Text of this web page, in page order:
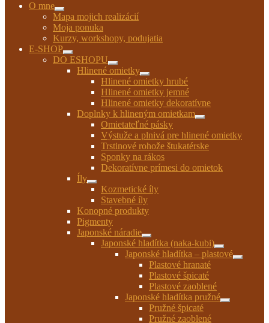
O mne
Rozbaliť
podradené
menu
Mapa mojich realizácií
Moja ponuka
Kurzy, workshopy, podujatia
E-SHOP
Rozbaliť
podradené
menu
DO ESHOPU
Rozbaliť
podradené
menu
Hlinené omietky
Rozbaliť
podradené
menu
Hlinené omietky hrubé
Hlinené omietky jemné
Hlinené omietky dekoratívne
Doplnky k hlineným omietkam
Rozbaliť
podradené
menu
Omietateľné pásky
Výstuže a plnivá pre hlinené omietky
Trstinové rohože štukatérske
Sponky na rákos
Dekoratívne prímesi do omietok
Íly
Rozbaliť
podradené
menu
Kozmetické íly
Stavebné íly
Konopné produkty
Pigmenty
Japonské náradie
Rozbaliť
podradené
menu
Japonské hladítka (naka-kubi)
Rozbaliť
podradené
Japonské hladítka – plastové
Rozbaliť
Plastové hranaté
Plastové špicaté
Plastové zaoblené
Japonské hladítka pružné
Rozbaliť
Pružné špicaté
Pružné zaoblené